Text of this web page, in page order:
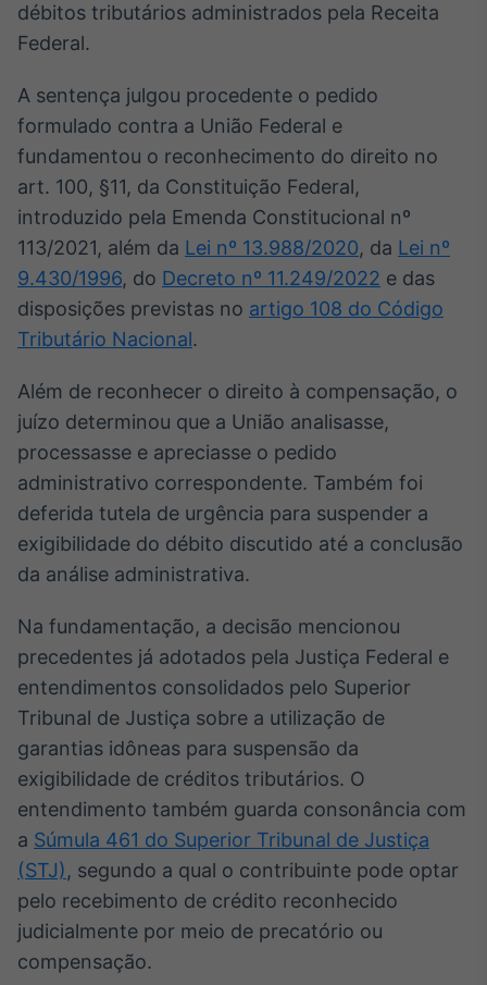
Broadcast
headlines de
notícias
Broadcast
Widgets
Componentes
para conteúdos e
funcionalidades
Conteúdos e
dados para
displays e telas
Broadcast
Curadoria
Soluções de
Tecnologia
Broadcast
Radar
Monitoramento
inteligente de
notícias e
Broadcast
Fundos
A melhor
plataforma para
analisar fundos
débitos tributários administrados pela Receita
Federal.
A sentença julgou procedente o pedido
formulado contra a União Federal e
fundamentou o reconhecimento do direito no
art. 100, §11, da Constituição Federal,
introduzido pela Emenda Constitucional nº
113/2021, além da Lei nº 13.988/2020, da Lei nº
9.430/1996, do Decreto nº 11.249/2022 e das
disposições previstas no artigo 108 do Código
Tributário Nacional.
Além de reconhecer o direito à compensação, o
juízo determinou que a União analisasse,
processasse e apreciasse o pedido
administrativo correspondente. Também foi
deferida tutela de urgência para suspender a
exigibilidade do débito discutido até a conclusão
da análise administrativa.
Na fundamentação, a decisão mencionou
precedentes já adotados pela Justiça Federal e
entendimentos consolidados pelo Superior
Tribunal de Justiça sobre a utilização de
garantias idôneas para suspensão da
exigibilidade de créditos tributários. O
entendimento também guarda consonância com
a Súmula 461 do Superior Tribunal de Justiça
(STJ), segundo a qual o contribuinte pode optar
pelo recebimento de crédito reconhecido
judicialmente por meio de precatório ou
compensação.